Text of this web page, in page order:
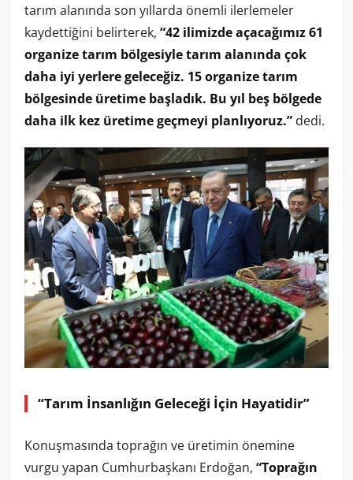
tarım alanında son yıllarda önemli ilerlemeler
kaydettiğini belirterek, “42 ilimizde açacağımız 61
organize tarım bölgesiyle tarım alanında çok
daha iyi yerlere geleceğiz. 15 organize tarım
bölgesinde üretime başladık. Bu yıl beş bölgede
daha ilk kez üretime geçmeyi planlıyoruz.” dedi.
“Tarım İnsanlığın Geleceği İçin Hayatidir”
Konuşmasında toprağın ve üretimin önemine
vurgu yapan Cumhurbaşkanı Erdoğan, “Toprağın